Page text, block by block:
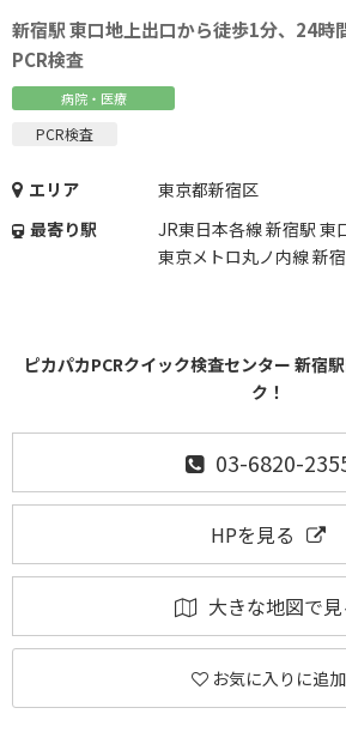
新宿駅 東口地上出口から徒歩1分、24時
PCR検査
病院・医療
PCR検査
エリア
東京都新宿区
最寄り駅
JR東日本各線 新宿駅 東
東京メトロ丸ノ内線 新
ピカパカPCRクイック検査センター 新宿
ク！
03-6820-
HPを見る
大きな地図で見
お気に入りに追加